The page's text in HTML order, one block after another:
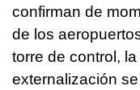
confirman de
de los
torre de control,
externalización